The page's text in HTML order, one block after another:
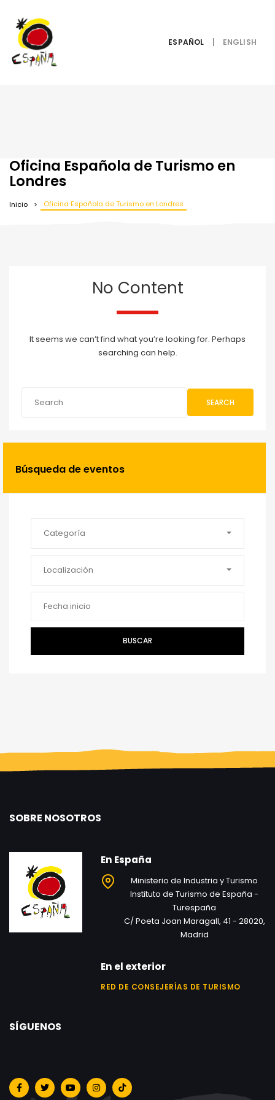
ESPAÑOL
Oficina Española de Turismo en
Londres
Inicio Oficina Española de Turismo en Londres
No Content
It seems we can’t find what you’re looking for. Perhaps
searching can help.
SEARCH
Búsqueda de eventos
Categoría
Localización
BUSCAR
SOBRE NOSOTROS
En España
Ministerio de Industria y Turismo
Instituto de Turismo de España -
Turespaña
C/ Poeta Joan Maragall, 41 - 28020,
Madrid
En el exterior
RED DE CONSEJERÍAS DE TURISMO
SÍGUENOS